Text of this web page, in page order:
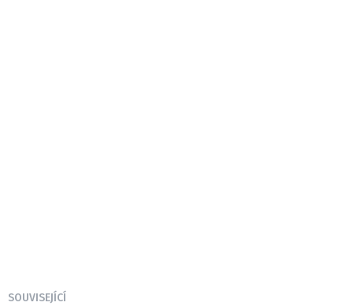
SOUVISEJÍCÍ